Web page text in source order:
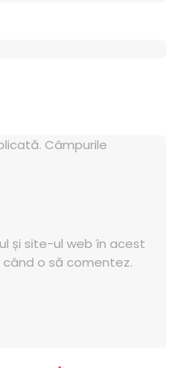
Câmpurile
și site-ul web în acest
o să comentez.